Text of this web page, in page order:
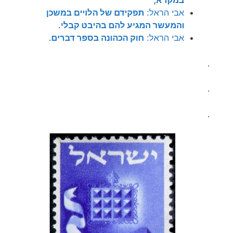
אבי הראל: תפקידם של הלויים במשכן
והמעשר המגיע להם בהיבט קבלי.
אבי הראל: חוק הכהונה בספר דברים.
.
.
.